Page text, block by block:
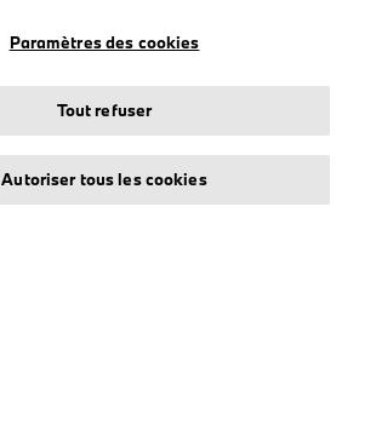
Paramètres des cookies
Tout refuser
Autoriser tous les cookies